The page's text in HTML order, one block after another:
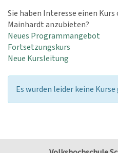
Sie haben Interesse einen
Mainhardt anzubieten?
Neues Programmangebot
Fortsetzungskurs
Neue Kursleitung
Es wurden leider keine Kurse